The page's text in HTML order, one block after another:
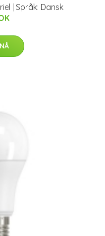
| Språk: Dansk